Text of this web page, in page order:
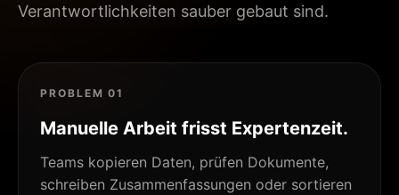
Verantwortlichkeiten sauber gebaut sind.
PROBLEM 01
Manuelle Arbeit frisst Expertenzeit.
Teams kopieren Daten, prüfen Dokumente,
schreiben Zusammenfassungen oder sortieren